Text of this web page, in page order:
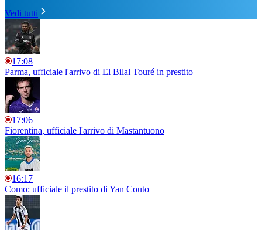
Vedi tutti
17:08
Parma, ufficiale l'arrivo di El Bilal Touré in prestito
17:06
Fiorentina, ufficiale l'arrivo di Mastantuono
16:17
Como: ufficiale il prestito di Yan Couto